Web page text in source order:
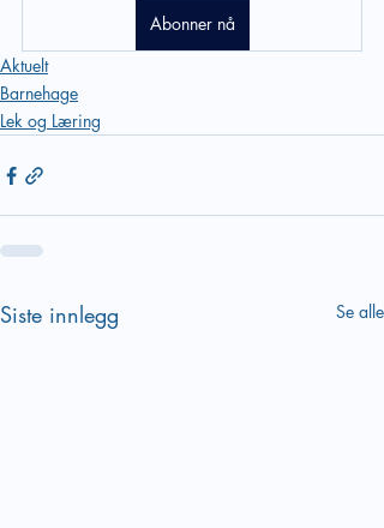
Abonner nå
Aktuelt
Barnehage
Lek og Læring
Siste innlegg Se alle